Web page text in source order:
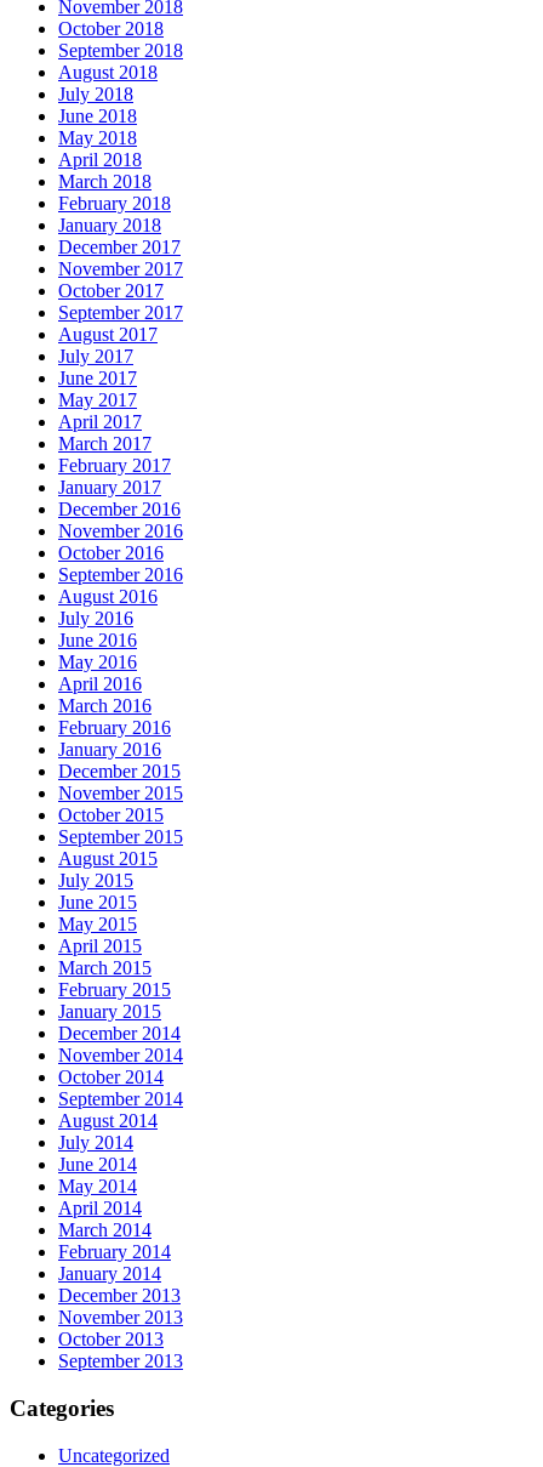
November 2018
October 2018
September 2018
August 2018
July 2018
June 2018
May 2018
April 2018
March 2018
February 2018
January 2018
December 2017
November 2017
October 2017
September 2017
August 2017
July 2017
June 2017
May 2017
April 2017
March 2017
February 2017
January 2017
December 2016
November 2016
October 2016
September 2016
August 2016
July 2016
June 2016
May 2016
April 2016
March 2016
February 2016
January 2016
December 2015
November 2015
October 2015
September 2015
August 2015
July 2015
June 2015
May 2015
April 2015
March 2015
February 2015
January 2015
December 2014
November 2014
October 2014
September 2014
August 2014
July 2014
June 2014
May 2014
April 2014
March 2014
February 2014
January 2014
December 2013
November 2013
October 2013
September 2013
Categories
Uncategorized